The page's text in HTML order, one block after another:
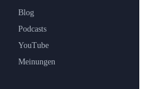
Blog
Podcasts
YouTube
Meinungen